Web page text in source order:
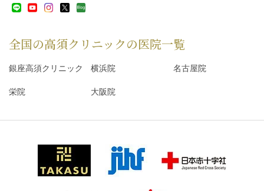
全国の高須クリニックの医院一覧
銀座高須クリニック 横浜院 名古屋院
栄院 大阪院